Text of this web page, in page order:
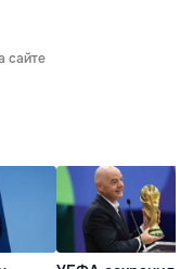
сайте